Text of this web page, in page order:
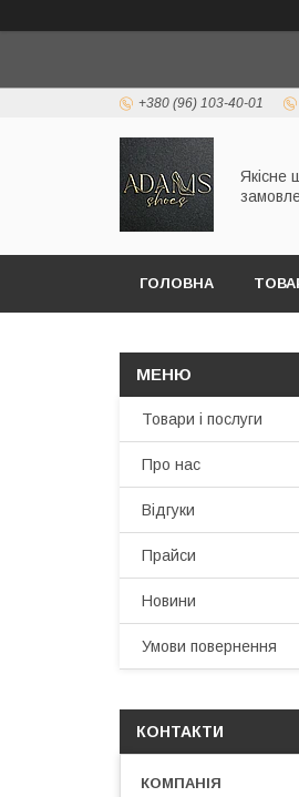
+380 (96) 103-40-01
Якісне
ГОЛОВНА
Товари і послуги
Про нас
Відгуки
Прайси
Новини
Умови повернення
КОНТАКТИ